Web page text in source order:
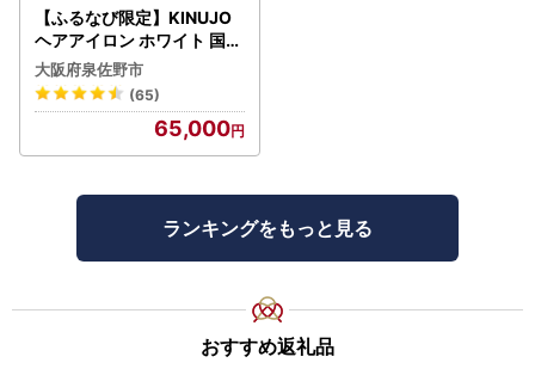
【ふるなび限定】KINUJO
ヘアアイロン ホワイト 国内
製造 FN-Limited-PR
大阪府泉佐野市
(65)
65,000
ランキングをもっと見る
おすすめ返礼品